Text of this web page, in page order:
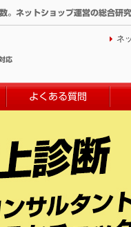
ネットショップ運営の総合研究
応
ネ
よくある質問